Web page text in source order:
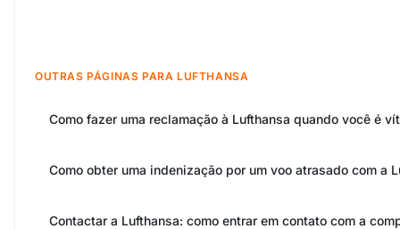
OUTRAS PÁGINAS PARA LUFTHANSA
Como fazer uma reclamação à Lufthansa quando você é
Como obter uma indenização por um voo atrasado com a
Contactar a Lufthansa: como entrar em contato com a